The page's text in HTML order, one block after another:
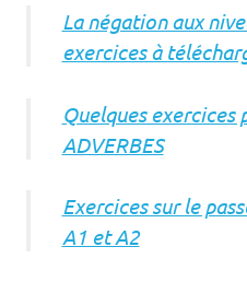
La négation aux
exercices à
Quelques exercices
ADVERBES
Exercices sur le
A1 et A2